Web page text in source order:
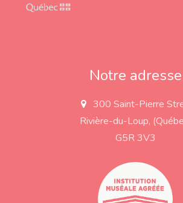
Notre adresse
a
d
300 Saint-Pierre
Rivière-du-Loup,
G5R 3V3